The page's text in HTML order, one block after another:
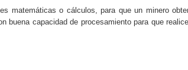
datos recopilan y cómo los utilizan
matemáticas o cálculos, para que un minero
buena capacidad de procesamiento para que